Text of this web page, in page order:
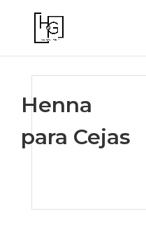
Henna
para Cejas